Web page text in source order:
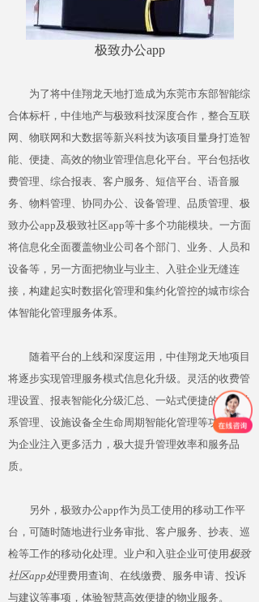
极致办公app
为了将中佳翔龙天地打造成为东莞市东部智能综
合体标杆，中佳地产与极致科技深度合作，整合互联
网、物联网和大数据等新兴科技为该项目量身打造智
能、便捷、高效的物业管理信息化平台。平台包括收
费管理、综合报表、客户服务、短信平台、语音服
务、物料管理、协同办公、设备管理、品质管理、极
致办公app及极致社区app等十多个功能模块。一方面
将信息化全面覆盖物业公司各个部门、业务、人员和
设备等，另一方面把物业与业主、入驻企业无缝连
接，构建起实时数据化管理和集约化管控的城市综合
体智能化管理服务体系。
随着平台的上线和深度运用，中佳翔龙天地项目
将逐步实现管理服务模式信息化升级。灵活的收费管
理设置、报表智能化分级汇总、一站式便捷的客户关
系管理、设施设备全生命周期智能化管理等功能，将
为企业注入更多活力，极大提升管理效率和服务品
质。
另外，极致办公app作为员工使用的移动工作平
台，可随时随地进行业务审批、客户服务、抄表、巡
检等工作的移动化处理。业户和入驻企业可使用极致
社区app处理费用查询、在线缴费、服务申请、投诉
与建议等事项，体验智慧高效便捷的物业服务。